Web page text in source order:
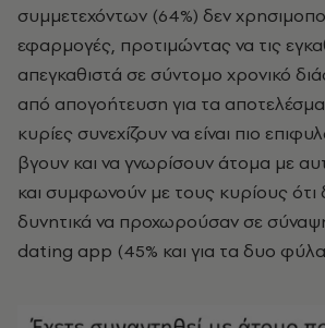
συμμετεχόντων (64%) δεν
εφαρμογές, προτιμώντας να τις
απεγκαθιστά σε σύντομο χρονικό
από απογοήτευση για τα
κυρίες συνεχίζουν να είναι πιο
βγουν και να γνωρίσουν άτομα με
και συμφωνούν με τους κυρίους ότι
δυνητικά να προχωρούσαν σε
dating app (45% και για τα δυο